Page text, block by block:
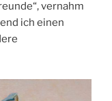
vernahm
ich einen